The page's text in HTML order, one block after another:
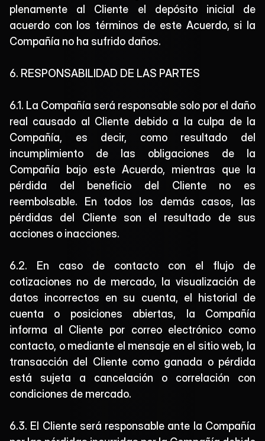
plenamente al Cliente el depósito inicial de
acuerdo con los términos de este Acuerdo, si la
Compañía no ha sufrido daños.
6. RESPONSABILIDAD DE LAS PARTES
6.1. La Compañía será responsable solo por el daño
real causado al Cliente debido a la culpa de la
Compañía, es decir, como resultado del
incumplimiento de las obligaciones de la
Compañía bajo este Acuerdo, mientras que la
pérdida del beneficio del Cliente no es
reembolsable. En todos los demás casos, las
pérdidas del Cliente son el resultado de sus
acciones o inacciones.
6.2. En caso de contacto con el flujo de
cotizaciones no de mercado, la visualización de
datos incorrectos en su cuenta, el historial de
cuenta o posiciones abiertas, la Compañía
informa al Cliente por correo electrónico como
contacto, o mediante el mensaje en el sitio web, la
transacción del Cliente como ganada o pérdida
está sujeta a cancelación o correlación con
condiciones de mercado.
6.3. El Cliente será responsable ante la Compañía